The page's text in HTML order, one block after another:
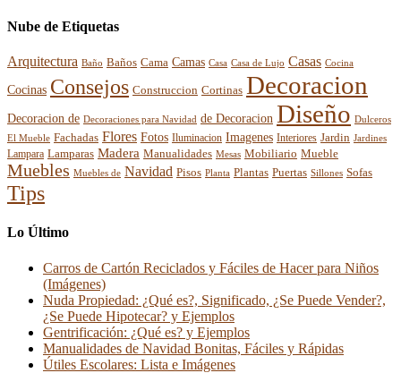
Nube de Etiquetas
Arquitectura Baño Baños Cama Camas Casa Casa de Lujo Casas Cocina
Cocinas Consejos Construccion Cortinas Decoracion
Decoracion de Decoraciones para Navidad de Decoracion Diseño Dulceros
El Mueble Fachadas Flores Fotos Iluminacion Imagenes Interiores Jardin Jardines
Lampara Lamparas Madera Manualidades Mesas Mobiliario Mueble
Muebles Muebles de Navidad Pisos Planta Plantas Puertas Sillones Sofas
Tips
Lo Último
Carros de Cartón Reciclados y Fáciles de Hacer para Niños
(Imágenes)
Nuda Propiedad: ¿Qué es?, Significado, ¿Se Puede Vender?,
¿Se Puede Hipotecar? y Ejemplos
Gentrificación: ¿Qué es? y Ejemplos
Manualidades de Navidad Bonitas, Fáciles y Rápidas
Útiles Escolares: Lista e Imágenes